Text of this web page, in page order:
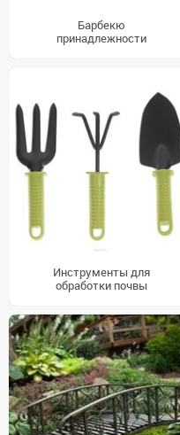
Барбекю
принадлежности
Инструменты для
обработки почвы